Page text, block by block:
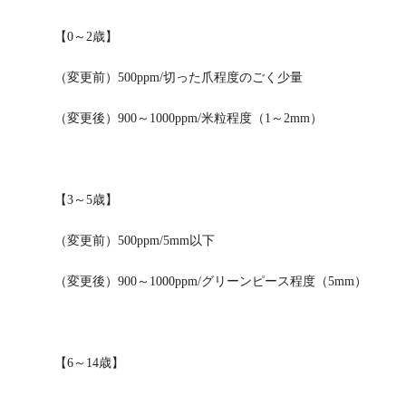
【0～2歳】
（変更前）500ppm/切った爪程度のごく少量
（変更後）900～1000ppm/米粒程度（1～2mm）
【3～5歳】
（変更前）500ppm/5mm以下
（変更後）900～1000ppm/グリーンピース程度（5mm）
【6～14歳】